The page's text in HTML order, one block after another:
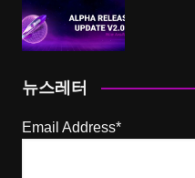
뉴스레터
Email Address*